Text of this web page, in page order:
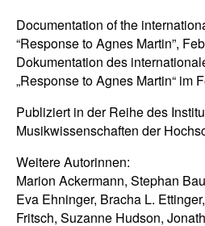
Documentation of the
“Response to Agnes Martin”,
Dokumentation des
„Response to Agnes Martin“ im
Publiziert in der Reihe des
Musikwissenschaften der
Weitere Autorinnen:
Marion Ackermann, Stephan
Eva Ehninger, Bracha L.
Fritsch, Suzanne Hudson,